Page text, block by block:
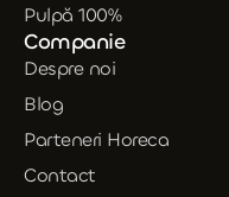
Pulpă 100%
Companie
Despre noi
Blog
Parteneri Horeca
Contact